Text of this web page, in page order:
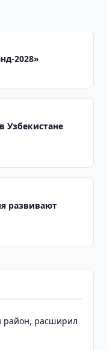
2028»
Узбекистане
развивают
район, расширил